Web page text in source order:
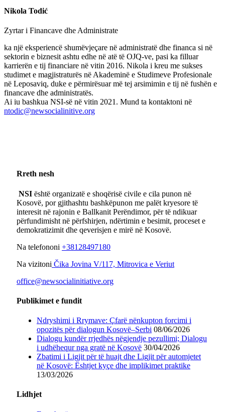
Nikola Todić
Zyrtar i Financave dhe Administrate
ka një eksperiencë shumëvjeçare në administratë dhe financa si në
sektorin e biznesit ashtu edhe në atë të OJQ-ve, pasi ka filluar
karrierën e tij financiare në vitin 2016. Nikola i kreu me sukses
studimet e magjistraturës në Akademinë e Studimeve Profesionale
në Leposaviq, duke e përmirësuar më tej arsimimin e tij në fushën e
financave dhe administratës.
Ai iu bashkua NSI-së në vitin 2021. Mund ta kontaktoni në
ntodic@newsocialinitive.org
Rreth nesh
NSI është organizatë e shoqërisë civile e cila punon në
Kosovë, por gjithashtu bashkëpunon me palët kryesore të
interesit në rajonin e Ballkanit Perëndimor, për të ndikuar
përfundimisht në përfshirjen, ndërtimin e besimit, proceset e
demokratizimit dhe qeverisjen e mirë në Kosovë.
Na telefononi +38128497180
Na vizitoni Čika Jovina V/117, Mitrovica e Veriut
office@newsocialinitiative.org
Publikimet e fundit
Ndryshimi i Rrymave: Çfarë nënkupton forcimi i
opozitës për dialogun Kosovë–Serbi 08/06/2026
Dialogu kundër rrjedhës nëgjendje pezullimi; Dialogu
i udhëhequr nga gratë në Kosovë 30/04/2026
Zbatimi i Ligjit për të huajt dhe Ligjit për automjetet
në Kosovë: Ështjet kyçe dhe implikimet praktike
13/03/2026
Lidhjet